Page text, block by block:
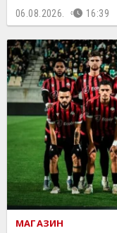
06.08.2026. 16:39
МАГАЗИН